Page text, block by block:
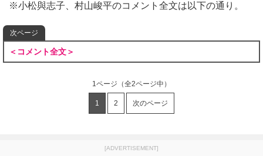
※小松與志子、村山峻平のコメント全文は以下の通り。
次ページ
＜コメント全文＞
1ページ （全2ページ中）
1 2 次のページ
[ADVERTISEMENT]